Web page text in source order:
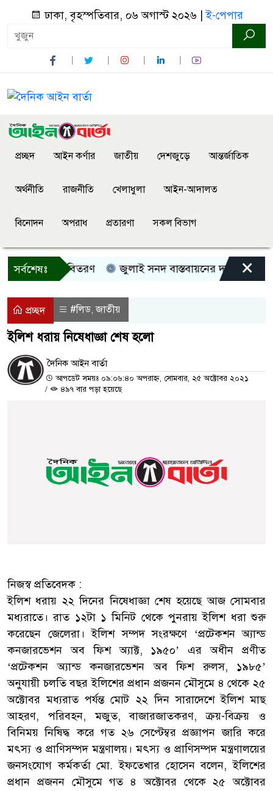
ঢাকা, বৃহস্পতিবার, ০৬ অগাস্ট ২০২৬ |ই-পেপার
প্রচ্ছদ আইন কর্ণার জাতীয় দেশজুড়ে আন্তর্জাতিক
অর্থনীতি রাজনীতি খেলাধুলা আইন-আদালত
বিনোদন অপরাধ প্রতারণা সকল বিভাগ
সর্বশেষঃ
নগদ সহায়তা বিতরণ জুলাই সনদ বাস্তবায়নের দাবিতে×
প্রচ্ছদ #লিড,জাতীয়
ইলিশ ধরায় নিষেধাজ্ঞা শেষ হলো
দৈনিক আইন বার্তা
আপডেট সময়ঃ ০৯:০৬:৪০ অপরাহ্ন, সোমবার, ২৫ অক্টোবর ২০২১
/
৪৯৭ বার পড়া হয়েছে
নিজস্ব প্রতিবেদক :
ইলিশ ধরায় ২২ দিনের নিষেধাজ্ঞা শেষ হয়েছে আজ সোমবার
মধ্যরাতে। রাত ১২টা ১ মিনিট থেকে পুনরায় ইলিশ ধরা শুরু
করেছেন জেলেরা। ইলিশ সম্পদ সংরক্ষণে ‘প্রটেকশন অ্যান্ড
কনজারভেশন অব ফিশ অ্যাক্ট, ১৯৫০’ এর অধীন প্রণীত
‘প্রটেকশন অ্যান্ড কনজারভেশন অব ফিশ রুলস, ১৯৮৫’
অনুযায়ী চলতি বছর ইলিশের প্রধান প্রজনন মৌসুমে ৪ থেকে ২৫
অক্টোবর মধ্যরাত পর্যন্ত মোট ২২ দিন সারাদেশে ইলিশ মাছ
আহরণ, পরিবহন, মজুত, বাজারজাতকরণ, ক্রয়-বিক্রয় ও
বিনিময় নিষিদ্ধ করে গত ২৬ সেপ্টেম্বর প্রজ্ঞাপন জারি করে
মৎস্য ও প্রাণিসম্পদ মন্ত্রণালয়। মৎস্য ও প্রাণিসম্পদ মন্ত্রণালয়ের
জনসংযোগ কর্মকর্তা মো. ইফতেখার হোসেন বলেন, ইলিশের
প্রধান প্রজনন মৌসুমে গত ৪ অক্টোবর থেকে ২৫ অক্টোবর